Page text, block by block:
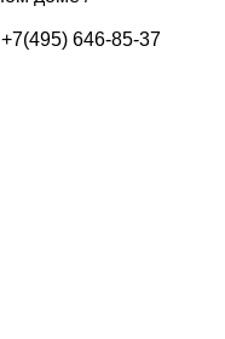
+7(495) 646-85-37